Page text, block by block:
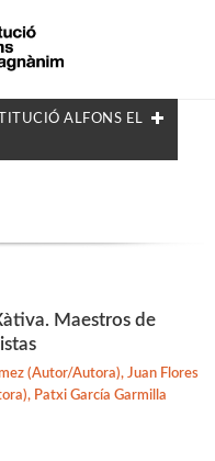
ALFONS EL
Maestros de
(Autor/Autora), Juan Flores
Patxi García Garmilla